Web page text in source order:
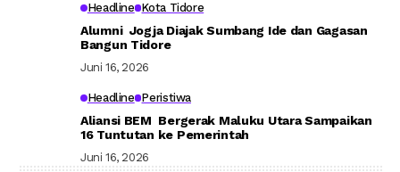
Headline Kota Tidore
Alumni Jogja Diajak Sumbang Ide dan Gagasan
Bangun Tidore
Juni 16, 2026
Headline Peristiwa
Aliansi BEM Bergerak Maluku Utara Sampaikan
16 Tuntutan ke Pemerintah
Juni 16, 2026